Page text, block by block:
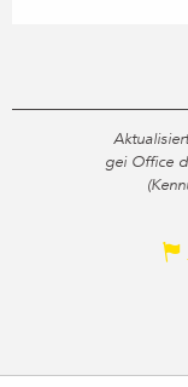
gei Office